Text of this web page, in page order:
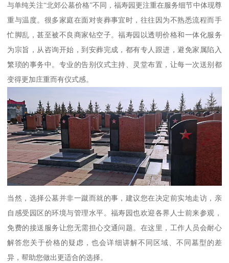
与单纯关注“北郊公墓价格”不同，福寿园更注重在服务细节中体现尊
重与温度。很多家庭在面对丧葬事宜时，往往因为不熟悉流程而手
忙脚乱，甚至被不良商家钻空子。福寿园以透明价格和一体化服务
为宗旨，从咨询开始，到安葬完成，都有专人跟进，避免家属陷入
繁琐的事务中。专业的告别仪式主持、灵堂布置，让每一次送别都
变得更加庄重而有仪式感。
当然，选择公墓并非一蹴而就的事，建议您在决定前实地走访，亲
自感受园区的环境与管理水平。福寿园也欢迎各界人士前来参观，
免费的接送服务让您无需担心交通问题。在这里，工作人员会耐心
解答您关于价格的疑虑，也会详细讲解不同区域、不同墓型的差
异，帮助您做出更适合的选择。